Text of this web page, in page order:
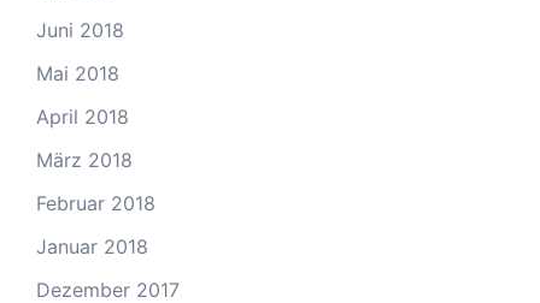
Juni 2018
Mai 2018
April 2018
März 2018
Februar 2018
Januar 2018
Dezember 2017